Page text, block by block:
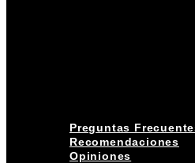
Preguntas
Recomendaciones
Opiniones